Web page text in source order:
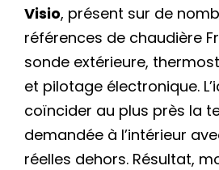
Visio, présent sur de
références de chaudière
sonde extérieure,
et pilotage électronique.
coïncider au plus près la
demandée à l’intérieur
réelles dehors. Résultat,